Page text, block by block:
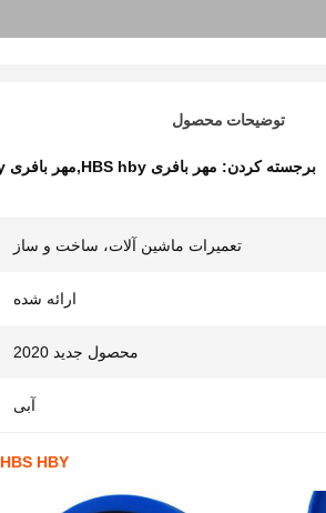
توضیحات محصول
برجسته کردن: مهر بافری HBS hby,مهر بافری hby آبی,مهر و موم آبنبات های هیدرولیک 6 میلی متری
تعمیرات ماشین آلات، ساخت و ساز
ارائه شده
محصول جدید 2020
آبی
HBS HBY مهر بافر آبی مهر هیدرولیک HBY 65 X 80.5 X 6MM مهر بافر سیلندر هیدرولیک